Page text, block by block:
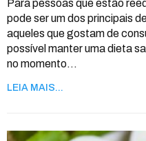
Para pessoas que estão
pode ser um dos principais
aqueles que gostam de
possível manter uma dieta
no momento…
LEIA MAIS...